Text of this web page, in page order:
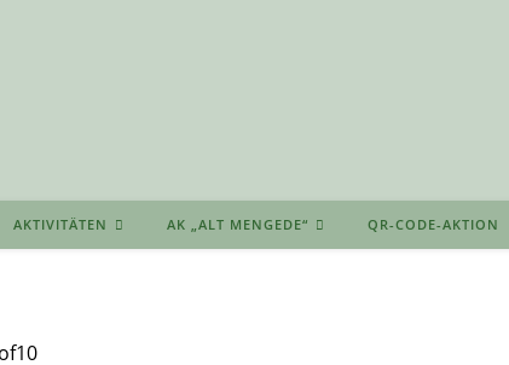
AKTIVITÄTEN AK „ALT MENGEDE“ QR-CODE-AKTION